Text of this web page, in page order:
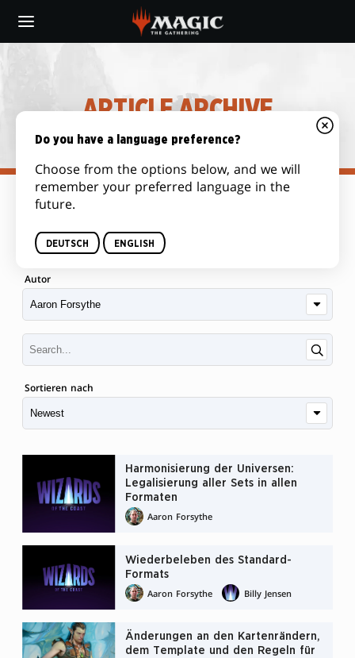
main
ARTICLE ARCHIVE
Autor
Sortieren nach
Harmonisierung der Universen:
Legalisierung aller Sets in allen
Formaten
Aaron Forsythe
Wiederbeleben des Standard-
Formats
Aaron Forsythe
Billy Jensen
Änderungen an den Kartenrändern,
dem Template und den Regeln für
Do you have a language preference?
Choose from the options below, and we will
remember your preferred language in the
future.
DEUTSCH ENGLISH